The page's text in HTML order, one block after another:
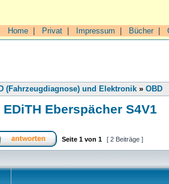
Home Privat Impressum Bücher|
(Fahrzeugdiagnose) und Elektronik » OBD
Eberspächer S4V1
Seite 1 von 1 [ 2 Beiträge ]